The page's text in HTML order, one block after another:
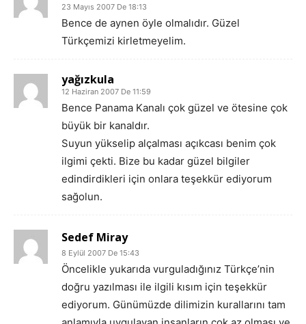
23 Mayıs 2007 De 18:13
Bence de aynen öyle olmalıdır. Güzel
Türkçemizi kirletmeyelim.
yağızkula
12 Haziran 2007 De 11:59
Bence Panama Kanalı çok güzel ve ötesine çok
büyük bir kanaldır.
Suyun yükselip alçalması açıkcası benim çok
ilgimi çekti. Bize bu kadar güzel bilgiler
edindirdikleri için onlara teşekkür ediyorum
sağolun.
Sedef Miray
8 Eylül 2007 De 15:43
Öncelikle yukarıda vurguladığınız Türkçe’nin
doğru yazılması ile ilgili kısım için teşekkür
ediyorum. Günümüzde dilimizin kurallarını tam